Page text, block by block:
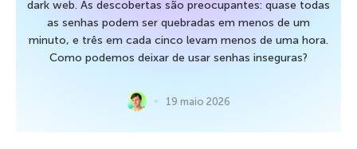
dark web. As descobertas são preocupantes: quase todas
as senhas podem ser quebradas em menos de um
minuto, e três em cada cinco levam menos de uma hora.
Como podemos deixar de usar senhas inseguras?
19 maio 2026